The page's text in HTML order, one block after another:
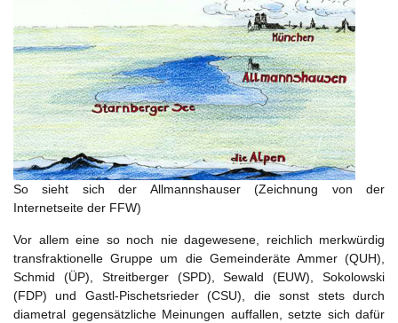
So sieht sich der Allmannshauser (Zeichnung von der
Internetseite der FFW)
Vor allem eine so noch nie dagewesene, reichlich merkwürdig
transfraktionelle Gruppe um die Gemeinderäte Ammer (QUH),
Schmid (ÜP), Streitberger (SPD), Sewald (EUW), Sokolowski
(FDP) und Gastl-Pischetsrieder (CSU), die sonst stets durch
diametral gegensätzliche Meinungen auffallen, setzte sich dafür